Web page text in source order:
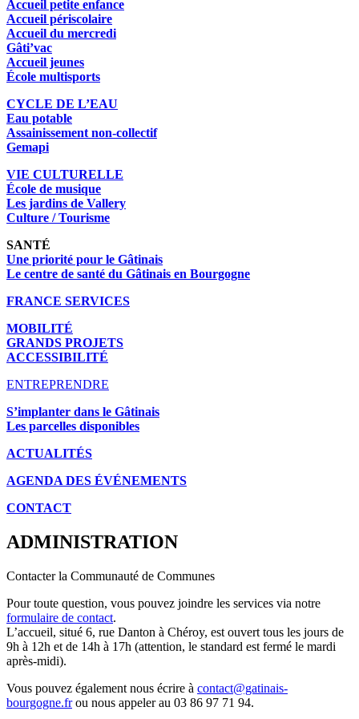
Accueil petite enfance
Accueil périscolaire
Accueil du mercredi
Gâti’vac
Accueil jeunes
École multisports
CYCLE DE L’EAU
Eau potable
Assainissement non-collectif
Gemapi
VIE CULTURELLE
École de musique
Les jardins de Vallery
Culture / Tourisme
SANTÉ
Une priorité pour le Gâtinais
Le centre de santé du Gâtinais en Bourgogne
FRANCE SERVICES
MOBILITÉ
GRANDS PROJETS
ACCESSIBILITÉ
ENTREPRENDRE
S’implanter dans le Gâtinais
Les parcelles disponibles
ACTUALITÉS
AGENDA DES ÉVÉNEMENTS
CONTACT
ADMINISTRATION
Contacter la Communauté de Communes
Pour toute question, vous pouvez joindre les services via notre
formulaire de contact.
L’accueil, situé 6, rue Danton à Chéroy, est ouvert tous les jours de
9h à 12h et de 14h à 17h (attention, le standard est fermé le mardi
après-midi).
Vous pouvez également nous écrire à contact@gatinais-
bourgogne.frou nous appeler au 03 86 97 71 94.